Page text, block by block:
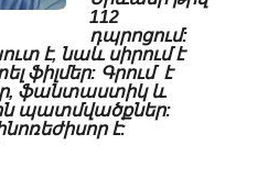
112
դպրոցում:
է, նաև սիրում է
ֆիլմեր: Գրում է
ֆանտաստիկ և
պատմվածքներ:
է: